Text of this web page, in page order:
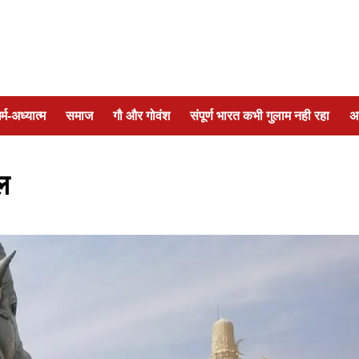
अध्यात्म समाज गौ और गोवंश संपूर्ण भारत कभी गुलाम नही रहा